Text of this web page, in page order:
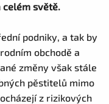
celém světě.
podniky, a tak by
obchodě a
změny však stále
pěstitelů mimo
z rizikových